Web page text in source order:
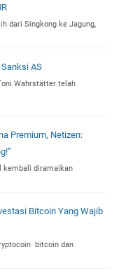
dari Singkong ke Jagung,
AS
Wahrstätter telah
Premium, Netizen:
kembali diramaikan
Bitcoin Yang Wajib
bitcoin dan